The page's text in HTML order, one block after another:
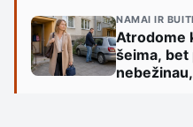
NAMAI IR
Atrodome
šeima, bet